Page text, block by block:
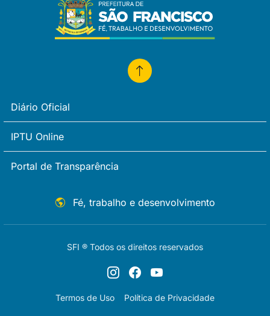
Diário Oficial
IPTU Online
Portal de Transparência
Fé, trabalho e desenvolvimento
SFI ® Todos os direitos reservados
Termos de Uso Política de Privacidade